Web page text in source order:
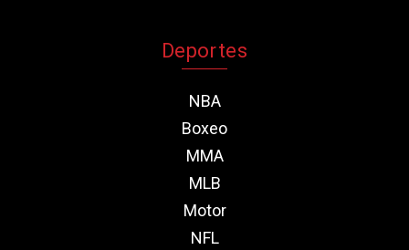
Deportes
NBA
Boxeo
MMA
MLB
Motor
NFL